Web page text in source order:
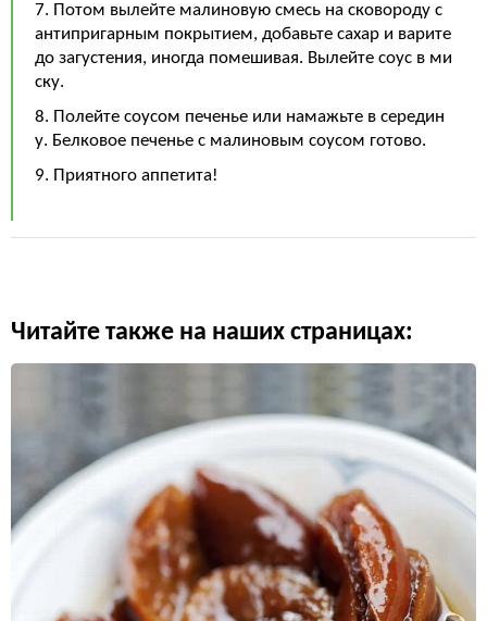
7. Потом вылейте малиновую смесь на сковороду с
антипригарным покрытием, добавьте сахар и варите
до загустения, иногда помешивая. Вылейте соус в ми
ску.
8. Полейте соусом печенье или намажьте в середин
у. Белковое печенье с малиновым соусом готово.
9. Приятного аппетита!
Читайте также на наших страницах: